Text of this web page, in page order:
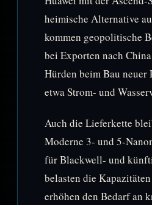
heimische Alternative
kommen geopolitische
bei Exporten nach
Hürden beim Bau neuer
etwa Strom- und
Auch die Lieferkette
Moderne 3- und 5-
für Blackwell- und
belasten die
erhöhen den Bedarf an